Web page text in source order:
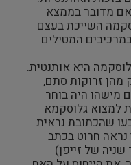
מדובר בממצא
השייכת בעצם
המטילים
היא אותנטית.
מהן זרוקות סתם,
מישהו היה בוחר
למצוא גלוסקמא
שהכתובת נראית
חרוט בכתב
שניה של זייפן)